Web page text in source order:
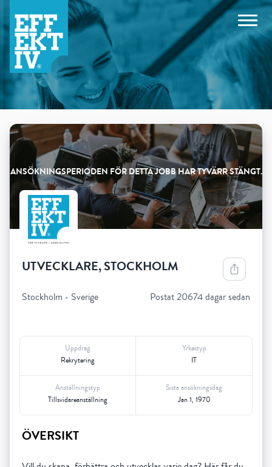
Products
UTVECKLARE, STOCKHOLM
Stockholm • Sverige Postat 20674 dagar sedan
Rekrytering
Uppdrag
IT
Yrkestyp
Tillsvidareanställning
Anställningstyp
Jan 1, 1970
Sista ansökningsdag
ÖVERSIKT